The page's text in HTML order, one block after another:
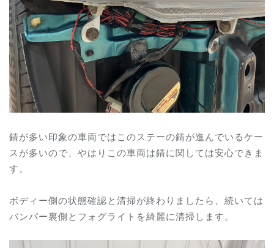
錆が多い印象の車両ではこのステーの錆が進んでいるケー
スが多いので、やはりこの車両は錆に関しては安心できま
す。
ボディー側の状態確認と清掃が終わりましたら、続いては
バンパー裏側とフォグライトを綺麗に清掃します。